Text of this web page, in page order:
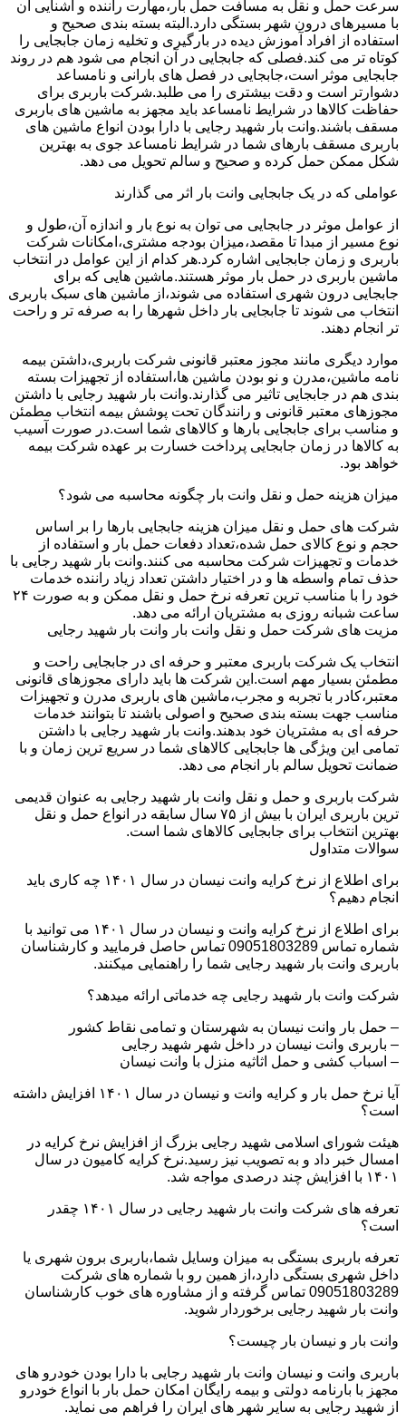
سرعت حمل و نقل به مسافت حمل بار،مهارت راننده و آشنایی آن
با مسیرهای درون شهر بستگی دارد.البته بسته بندی صحیح و
استفاده از افراد آموزش دیده در بارگیری و تخلیه زمان جابجایی را
کوتاه تر می کند.فصلی که جابجایی در آن انجام می شود هم در روند
جابجایی موثر است،جابجایی در فصل های بارانی و نامساعد
دشوارتر است و دقت بیشتری را می طلبد.شرکت باربری برای
حفاظت کالاها در شرایط نامساعد باید مجهز به ماشین های باربری
مسقف باشند.وانت بار شهید رجایی با دارا بودن انواع ماشین های
باربری مسقف بارهای شما در شرایط نامساعد جوی به بهترین
شکل ممکن حمل کرده و صحیح و سالم تحویل می دهد.
عواملی که در یک جابجایی وانت بار اثر می گذارند
از عوامل موثر در جابجایی می توان به نوع بار و اندازه آن،طول و
نوع مسیر از مبدا تا مقصد،میزان بودجه مشتری،امکانات شرکت
باربری و زمان جابجایی اشاره کرد.هر کدام از این عوامل در انتخاب
ماشین باربری در حمل بار موثر هستند.ماشین هایی که برای
جابجایی درون شهری استفاده می شوند،از ماشین های سبک باربری
انتخاب می شوند تا جابجایی بار داخل شهرها را به صرفه تر و راحت
تر انجام دهند.
موارد دیگری مانند مجوز معتبر قانونی شرکت باربری،داشتن بیمه
نامه ماشین،مدرن و نو بودن ماشین ها،استفاده از تجهیزات بسته
بندی هم در جابجایی تاثیر می گذارند.وانت بار شهید رجایی با داشتن
مجوزهای معتبر قانونی و رانندگان تحت پوشش بیمه انتخاب مطمئن
و مناسب برای جابجایی بارها و کالاهای شما است.در صورت آسیب
به کالاها در زمان جابجایی پرداخت خسارت بر عهده شرکت بیمه
خواهد بود.
میزان هزینه حمل و نقل وانت بار چگونه محاسبه می شود؟
شرکت های حمل و نقل میزان هزینه جابجایی بارها را بر اساس
حجم و نوع کالای حمل شده،تعداد دفعات حمل بار و استفاده از
خدمات و تجهیزات شرکت محاسبه می کنند.وانت بار شهید رجایی با
حذف تمام واسطه ها و در اختیار داشتن تعداد زیاد راننده خدمات
خود را با مناسب ترین تعرفه نرخ حمل و نقل ممکن و به صورت ۲۴
ساعت شبانه روزی به مشتریان ارائه می دهد.
مزیت های شرکت حمل و نقل وانت بار وانت بار شهید رجایی
انتخاب یک شرکت باربری معتبر و حرفه ای در جابجایی راحت و
مطمئن بسیار مهم است.این شرکت ها باید دارای مجوزهای قانونی
معتبر،کادر با تجربه و مجرب،ماشین های باربری مدرن و تجهیزات
مناسب جهت بسته بندی صحیح و اصولی باشند تا بتوانند خدمات
حرفه ای به مشتریان خود بدهند.وانت بار شهید رجایی با داشتن
تمامی این ویژگی ها جابجایی کالاهای شما در سریع ترین زمان و با
ضمانت تحویل سالم بار انجام می دهد.
شرکت باربری و حمل و نقل وانت بار شهید رجایی به عنوان قدیمی
ترین باربری ایران با بیش از ۷۵ سال سابقه در انواع حمل و نقل
بهترین انتخاب برای جابجایی کالاهای شما است.
سوالات متداول
برای اطلاع از نرخ کرایه وانت نیسان در سال ۱۴۰۱ چه کاری باید
انجام دهیم؟
برای اطلاع از نرخ کرایه وانت و نیسان در سال ۱۴۰۱ می توانید با
شماره تماس 09051803289 تماس حاصل فرمایید و کارشناسان
باربری وانت بار شهید رجایی شما را راهنمایی میکنند.
شرکت وانت بار شهید رجایی چه خدماتی ارائه میدهد؟
– حمل بار وانت نیسان به شهرستان و تمامی نقاط کشور
– باربری وانت نیسان در داخل شهر شهید رجایی
– اسباب کشی و حمل اثاثیه منزل با وانت نیسان
آیا نرخ حمل بار و کرایه وانت و نیسان در سال ۱۴۰۱ افزایش داشته
است؟
هیئت شورای اسلامی شهید رجایی بزرگ از افزایش نرخ کرایه در
امسال خبر داد و به تصویب نیز رسید.نرخ کرایه کامیون در سال
۱۴۰۱ با افزایش چند درصدی مواجه شد.
تعرفه های شرکت وانت بار شهید رجایی در سال ۱۴۰۱ چقدر
است؟
تعرفه باربری بستگی به میزان وسایل شما،باربری برون شهری یا
داخل شهری بستگی دارد،از همین رو با شماره های شرکت
09051803289 تماس گرفته و از مشاوره های خوب کارشناسان
وانت بار شهید رجایی برخوردار شوید.
وانت بار و نیسان بار چیست؟
باربری وانت و نیسان وانت بار شهید رجایی با دارا بودن خودرو های
مجهز با بارنامه دولتی و بیمه رایگان امکان حمل بار با انواع خودرو
از شهید رجایی به سایر شهر های ایران را فراهم می نماید.